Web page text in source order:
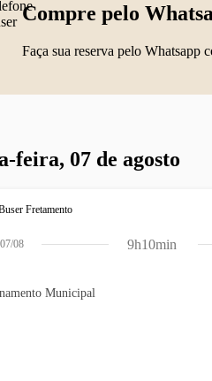
Compre pelo
Faça sua reserva pelo Whatsapp
feira, 07 de agosto
07/08
Municipal
9h10min